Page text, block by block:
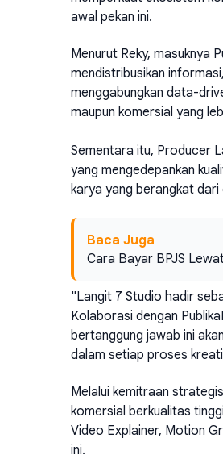
awal pekan ini.
Menurut Reky, masuknya
mendistribusikan
menggabungkan data-
maupun komersial yang
Sementara itu, Producer
yang mengedepankan
karya yang berangkat dari
Baca Juga
Cara Bayar BPJS
"Langit 7 Studio hadir
Kolaborasi dengan
bertanggung jawab ini
dalam setiap proses
Melalui kemitraan
komersial berkualitas
Video Explainer, Motion
ini.